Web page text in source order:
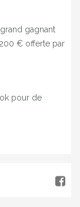
gagnant
€ offerte par
pour de